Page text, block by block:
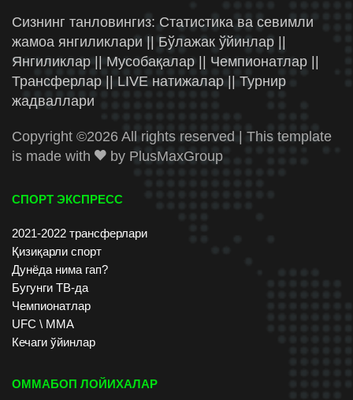
Сизнинг танловингиз: Статистика ва севимли
жамоа янгиликлари || Бўлажак ўйинлар ||
Янгиликлар || Мусобақалар || Чемпионатлар ||
Трансферлар || LIVE натижалар || Турнир
жадваллари
Copyright ©2026 All rights reserved | This template
is made with
by PlusMaxGroup
СПОРТ ЭКСПРЕСС
2021-2022 трансферлари
Қизиқарли спорт
Дунёда нима гап?
Бугунги ТВ-да
Чемпионатлар
UFC \ ММА
Кечаги ўйинлар
ОММАБОП ЛОЙИХАЛАР